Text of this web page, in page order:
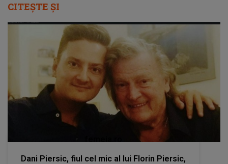
CITEȘTE ȘI
Dani Piersic, fiul cel mic al lui Florin Piersic,